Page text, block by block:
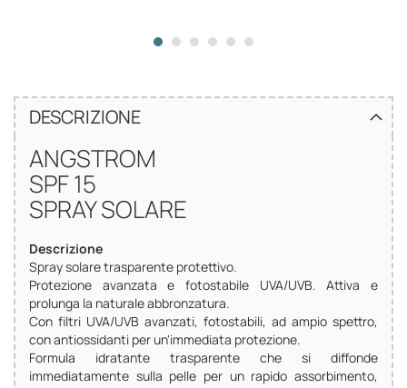
DESCRIZIONE
ANGSTROM
SPF 15
SPRAY SOLARE
Descrizione
Spray solare trasparente protettivo.
Protezione avanzata e fotostabile UVA/UVB. Attiva e
prolunga la naturale abbronzatura.
Con filtri UVA/UVB avanzati, fotostabili, ad ampio spettro,
con antiossidanti per un'immediata protezione.
Formula idratante trasparente che si diffonde
immediatamente sulla pelle per un rapido assorbimento,